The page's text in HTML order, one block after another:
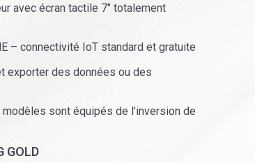
avec écran tactile 7″ totalement
– connectivité IoT standard et gratuite
exporter des données ou des
modèles sont équipés de l’inversion de
GOLD